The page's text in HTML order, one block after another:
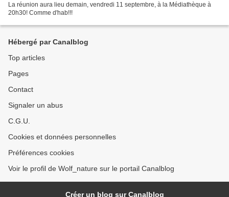
La réunion aura lieu demain, vendredi 11 septembre, à la Médiathèque à
20h30! Comme d'hab!!!
Hébergé par Canalblog
Top articles
Pages
Contact
Signaler un abus
C.G.U.
Cookies et données personnelles
Préférences cookies
Voir le profil de Wolf_nature sur le portail Canalblog
Créer un blog sur Canalblog